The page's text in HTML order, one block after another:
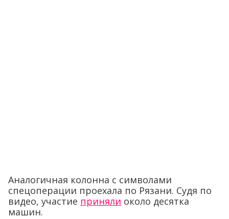
Аналогичная колонна с символами
спецоперации проехала по Рязани. Судя по
видео, участие приняли около десятка
машин.